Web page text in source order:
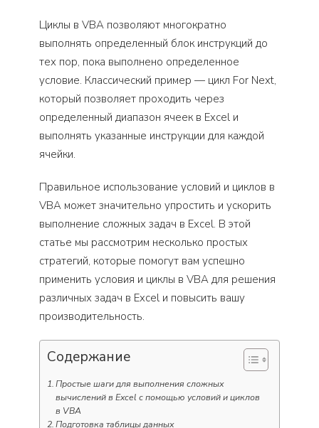
Циклы в VBA позволяют многократно
выполнять определенный блок инструкций до
тех пор, пока выполнено определенное
условие. Классический пример — цикл For Next,
который позволяет проходить через
определенный диапазон ячеек в Excel и
выполнять указанные инструкции для каждой
ячейки.
Правильное использование условий и циклов в
VBA может значительно упростить и ускорить
выполнение сложных задач в Excel. В этой
статье мы рассмотрим несколько простых
стратегий, которые помогут вам успешно
применить условия и циклы в VBA для решения
различных задач в Excel и повысить вашу
производительность.
Содержание
Простые шаги для выполнения сложных
вычислений в Excel с помощью условий и циклов
в VBA
Подготовка таблицы данных